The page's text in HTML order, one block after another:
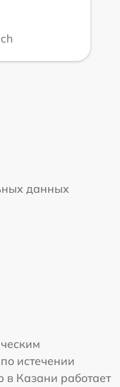
данных
истечении
в Казани работает